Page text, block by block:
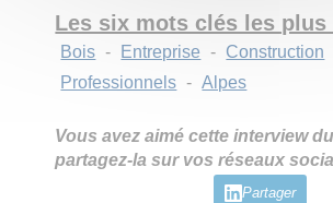
Les six mots clés les
Bois - Entreprise - Construction
Professionnels - Alpes
Vous avez aimé cette interview
partagez-la sur vos réseaux
Partager